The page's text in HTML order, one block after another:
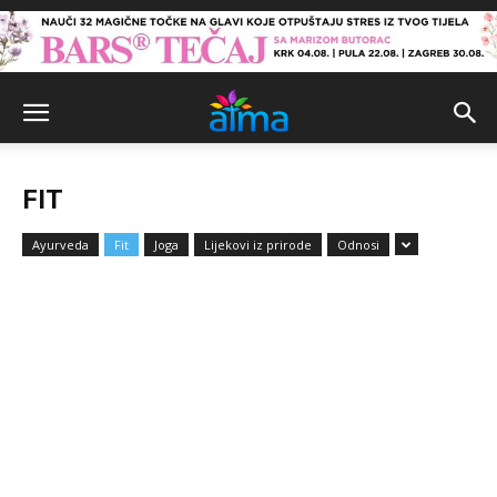
FIT
Ayurveda Fit Joga Lijekovi iz prirode Odnosi